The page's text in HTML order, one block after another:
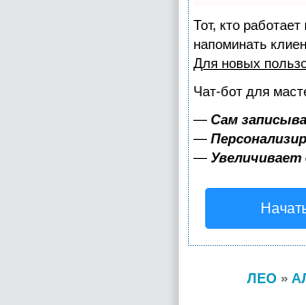
Тот, кто
напоминать
Для новых
Чат-бот для
— Сам
—
—
ЛЕО »